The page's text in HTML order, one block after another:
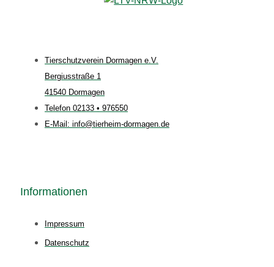
Tierschutzverein Dormagen e.V.
Bergiusstraße 1
41540 Dormagen
Telefon 02133 • 976550
E-Mail: info@tierheim-dormagen.de
Informationen
Impressum
Datenschutz